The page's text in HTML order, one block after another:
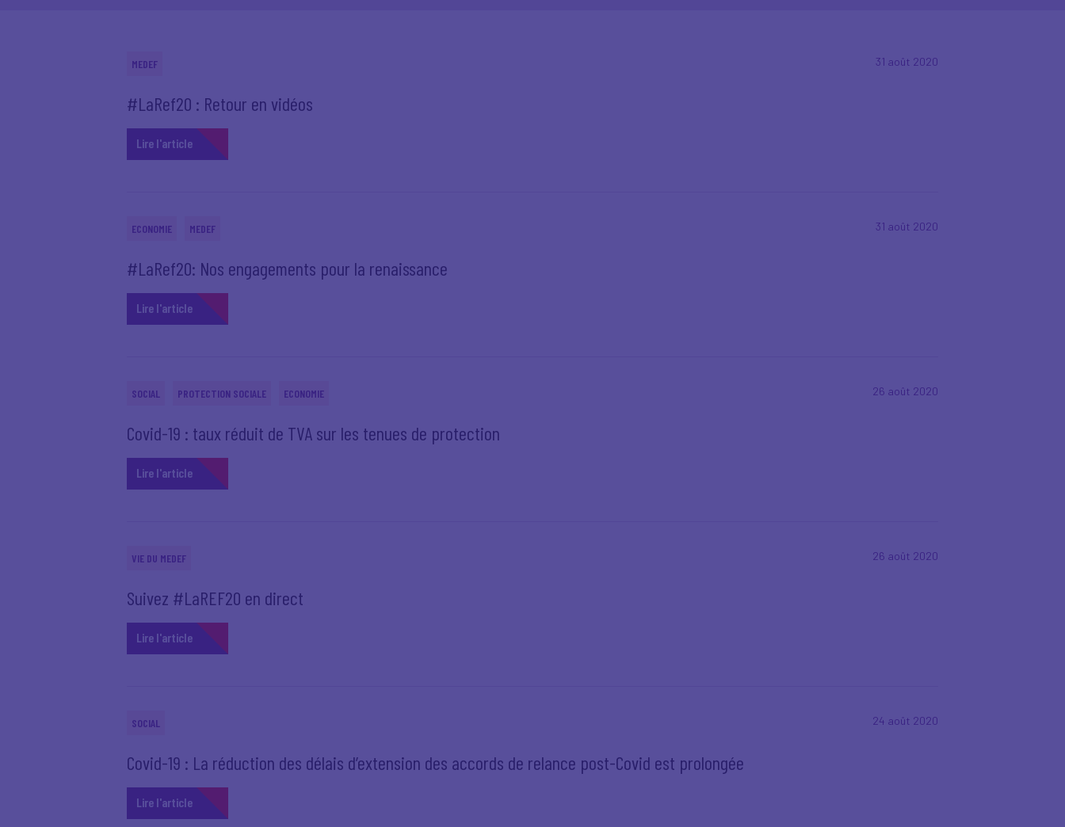
31 août 2020
MEDEF
#LaRef20 : Retour en vidéos
Lire l'article
31 août 2020
ECONOMIE MEDEF
#LaRef20: Nos engagements pour la renaissance
Lire l'article
26 août 2020
SOCIAL PROTECTION SOCIALE ECONOMIE
Covid-19 : taux réduit de TVA sur les tenues de protection
Lire l'article
26 août 2020
VIE DU MEDEF
Suivez #LaREF20 en direct
Lire l'article
24 août 2020
SOCIAL
Covid-19 : La réduction des délais d’extension des accords de relance post-Covid est prolongée
Lire l'article